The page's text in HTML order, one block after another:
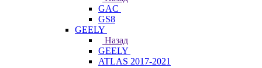
GAC
GS8
GEELY
Назад
GEELY
ATLAS 2017-2021